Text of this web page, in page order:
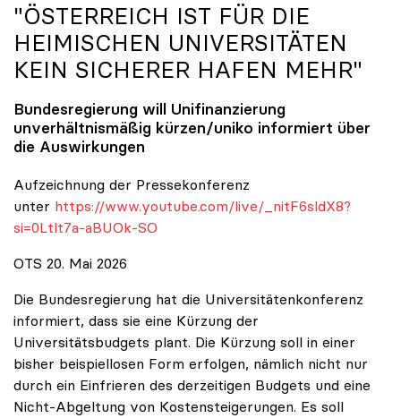
"ÖSTERREICH IST FÜR DIE
HEIMISCHEN UNIVERSITÄTEN
KEIN SICHERER HAFEN MEHR"
Bundesregierung will Unifinanzierung
unverhältnismäßig kürzen/uniko informiert über
die Auswirkungen
Aufzeichnung der Pressekonferenz
unter https://www.youtube.com/live/_nitF6sldX8?
si=0Ltlt7a-aBUOk-SO
OTS 20. Mai 2026
Die Bundesregierung hat die Universitätenkonferenz
informiert, dass sie eine Kürzung der
Universitätsbudgets plant. Die Kürzung soll in einer
bisher beispiellosen Form erfolgen, nämlich nicht nur
durch ein Einfrieren des derzeitigen Budgets und eine
Nicht-Abgeltung von Kostensteigerungen. Es soll